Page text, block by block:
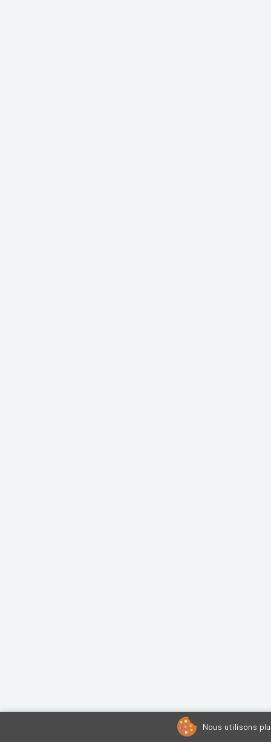
Nous utilisons